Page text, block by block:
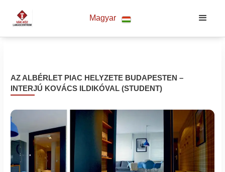
Magyar
AZ ALBÉRLET PIAC HELYZETE BUDAPESTEN –
INTERJÚ KOVÁCS ILDIKÓVAL (STUDENT)